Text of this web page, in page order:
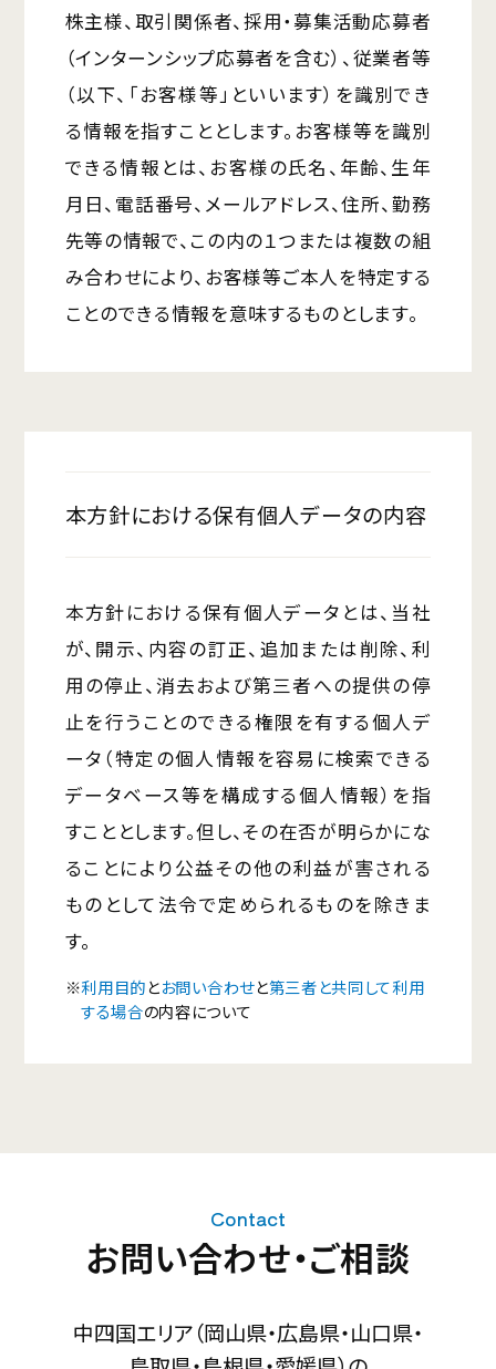
株主様、取引関係者、採用・募集活動応募者
（インターンシップ応募者を含む）、従業者等
（以下、「お客様等」といいます）を識別でき
る情報を指すこととします。お客様等を識別
できる情報とは、お客様の氏名、年齢、生年
月日、電話番号、メールアドレス、住所、勤務
先等の情報で、この内の１つまたは複数の組
み合わせにより、お客様等ご本人を特定する
ことのできる情報を意味するものとします。
本方針における保有個人データの内容
本方針における保有個人データとは、当社
が、開示、内容の訂正、追加または削除、利
用の停止、消去および第三者への提供の停
止を行うことのできる権限を有する個人デ
ータ（特定の個人情報を容易に検索できる
データベース等を構成する個人情報）を指
すこととします。但し、その在否が明らかにな
ることにより公益その他の利益が害される
ものとして法令で定められるものを除きま
す。
※利用目的とお問い合わせと第三者と共同して利用
する場合の内容について
Contact
お問い合わせ・ご相談
中四国エリア（岡山県・広島県・山口県・